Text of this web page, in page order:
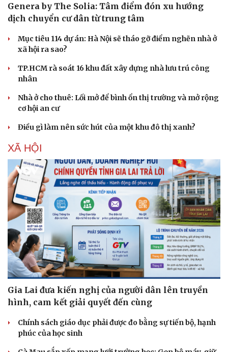
Sức khỏe
Dinh dưỡng - món ngon
Cây thuốc
Sản phụ khoa
Nam khoa
Làm đẹp - giảm cân
Ăn sạch sống khỏe
Đời sống
Nhà đẹp
Blog
Genera by The Solia: Tâm điểm đón xu hướng
dịch chuyển cư dân từ trung tâm
Mục tiêu 114 dự án: Hà Nội sẽ tháo gỡ điểm nghẽn nhà ở
xã hội ra sao?
TP.HCM rà soát 16 khu đất xây dựng nhà lưu trú công
nhân
Nhà ở cho thuê: Lối mở để bình ổn thị trường và mở rộng
cơ hội an cư
Điều gì làm nên sức hút của một khu đô thị xanh?
XÃ HỘI
Gia Lai đưa kiến nghị của người dân lên truyền
hình, cam kết giải quyết đến cùng
Chính sách giáo dục phải được đo bằng sự tiến bộ, hạnh
phúc của học sinh